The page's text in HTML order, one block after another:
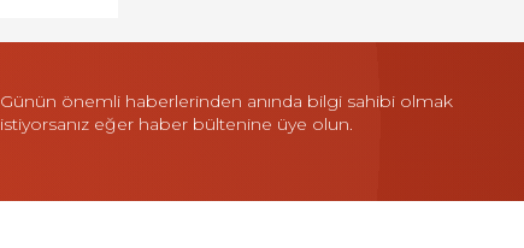
Günün önemli haberlerinden anında bilgi sahibi olmak
istiyorsanız eğer haber bültenine üye olun.